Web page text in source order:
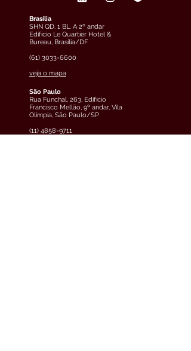
Brasília
SHN QD. 1 BL. A 2º andar
Edifício Le Quartier Hotel &
Bureau, Brasília/DF
(61) 3033-6600
veja o mapa
São Paulo
Rua Funchal, 263, Edifício
Francisco Mellão, 9º andar, Vila
Olímpia, São Paulo/SP
(11) 4858-9711